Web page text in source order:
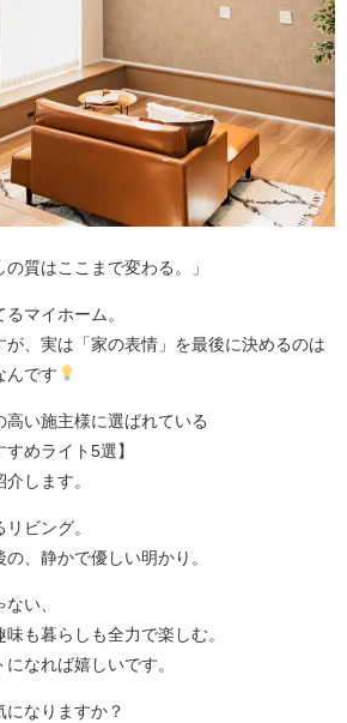
の質はここまで変わる。」
マイホーム。
、実は「家の表情」を最後に決めるのは
んです
い施主様に選ばれている
めライト5選】
します。
ビング。
、静かで優しい明かり。
い、
味も暮らしも全力で楽しむ。
なれば嬉しいです。
なりますか？